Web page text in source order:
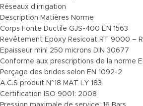
Réseaux d’irrigation
Description Matières Norme
Corps Fonte Ductile GJS-400 EN 1563
Revêtement Epoxy Resicoat RT 9000 –
Epaisseur mini 250 microns DIN 30677
Conforme aux prescriptions de la norme
Perçage des brides selon EN 1092-2
A.C.S produit N°18 MAT LY 183
Certification ISO 9001: 2008